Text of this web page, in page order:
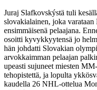
Juraj Slafkovskýstä tuli
slovakialainen, joka
ensimmäisenä pelaajana.
osoitti kyvykkyytensä jo
hän johdatti Slovakian
arvokkaimman pelaajan
upeasti sujuneet miesten
tehopistettä, ja lopulta
kaudella 26 NHL-ottelua